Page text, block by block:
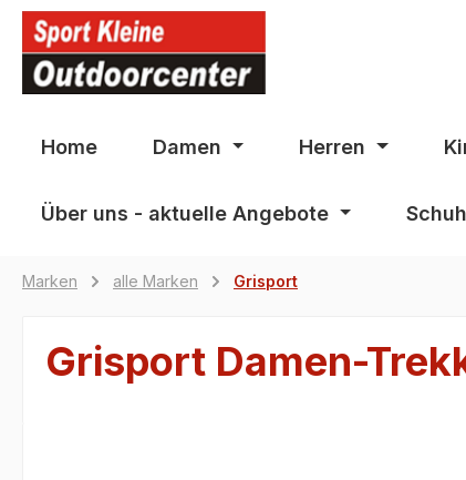
Zur Hauptnavigation springen
Home Damen Herren
Über uns - aktuelle Angebote
Marken alle Marken Grisport
Grisport Damen-